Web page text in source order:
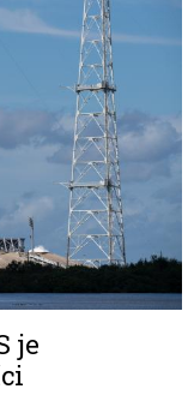
je